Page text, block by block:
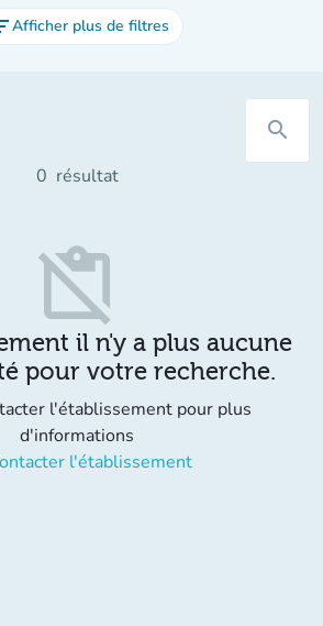
Afficher plus de filtres
search
0 résultat
content_paste_off
il n'y a plus aucune
pour votre recherche.
l'établissement pour plus
d'informations
l'établissement